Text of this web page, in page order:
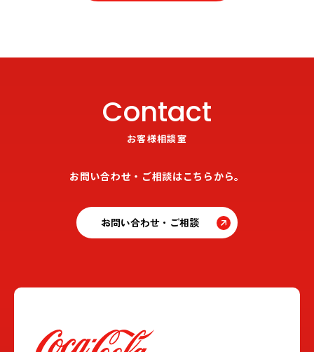
Contact
お客様相談室
お問い合わせ・ご相談はこちらから。
お問い合わせ・ご相談